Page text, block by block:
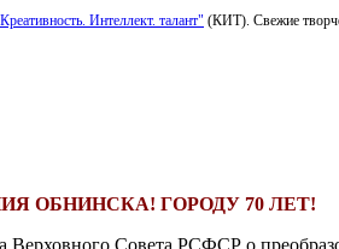
Интеллект. талант" (КИТ). Свежие
ОБНИНСКА! ГОРОДУ 70 ЛЕТ!